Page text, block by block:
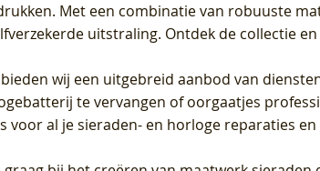
Met een combinatie van robuuste
uitstraling. Ontdek de collectie
bieden wij een uitgebreid aanbod van
te vervangen of oorgaatjes
al je sieraden- en horloge reparaties